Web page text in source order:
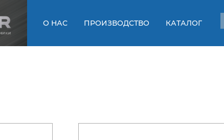
О НАС ПРОИЗВОДСТВО КАТАЛОГ